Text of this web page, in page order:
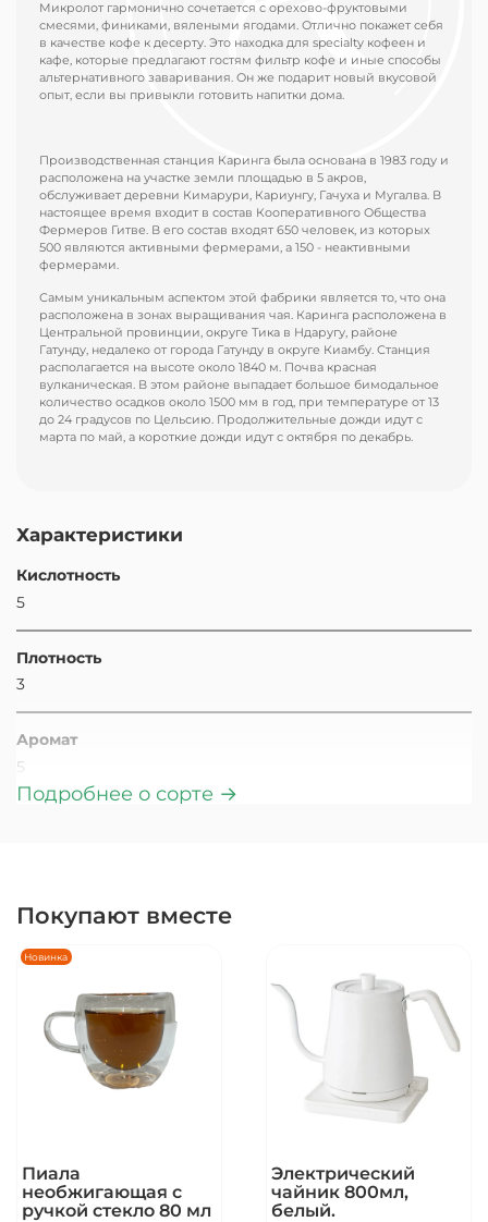
Микролот гармонично сочетается с орехово-фруктовыми
смесями, финиками, вялеными ягодами. Отлично покажет себя
в качестве кофе к десерту. Это находка для specialty кофеен и
кафе, которые предлагают гостям фильтр кофе и иные способы
альтернативного заваривания. Он же подарит новый вкусовой
опыт, если вы привыкли готовить напитки дома.
Производственная станция Каринга была основана в 1983 году и
расположена на участке земли площадью в 5 акров,
обслуживает деревни Кимарури, Кариунгу, Гачуха и Мугалва. В
настоящее время входит в состав Кооперативного Общества
Фермеров Гитве. В его состав входят 650 человек, из которых
500 являются активными фермерами, а 150 - неактивными
фермерами.
Самым уникальным аспектом этой фабрики является то, что она
расположена в зонах выращивания чая. Каринга расположена в
Центральной провинции, округе Тика в Ндаругу, районе
Гатунду, недалеко от города Гатунду в округе Киамбу. Станция
располагается на высоте около 1840 м. Почва красная
вулканическая. В этом районе выпадает большое бимодальное
количество осадков около 1500 мм в год, при температуре от 13
до 24 градусов по Цельсию. Продолжительные дожди идут с
марта по май, а короткие дожди идут с октября по декабрь.
Характеристики
Кислотность
5
Плотность
3
Аромат
5
Скрин (размер зерна)
Микролоты
1840 м
Подробнее о сорте →
Покупают вместе
Новинка
Пиала
необжигающая с
ручкой стекло 80 мл
Электрический
чайник 800мл,
белый.